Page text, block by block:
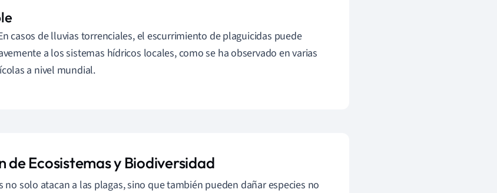
casos de lluvias torrenciales, el escurrimiento de plaguicidas puede
a los sistemas hídricos locales, como se ha observado en varias
a nivel mundial.
de Ecosistemas y Biodiversidad
no solo atacan a las plagas, sino que también pueden dañar especies no